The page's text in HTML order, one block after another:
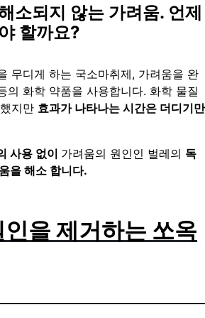
소되지 않는 가려움. 언제
할까요?
무디게 하는 국소마취제, 가려움을 완
의 화학 약품을 사용합니다. 화학 물질
지만 효과가 나타나는 시간은 더디기만
사용 없이 가려움의 원인인 벌레의 독
을 해소 합니다.
을 제거하는 쏘옥